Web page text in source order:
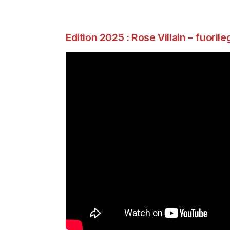
Edition 2025 : Rose Villain –